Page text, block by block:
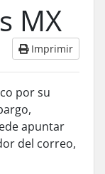
MX
Imprimir
por su
apuntar
del correo,